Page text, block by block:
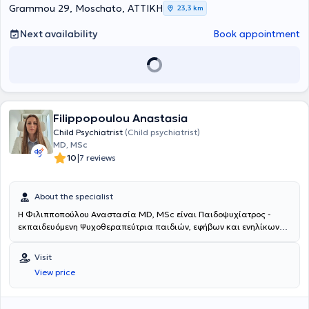
Grammou 29, Moschato, ΑΤΤΙΚΗ 23,3 km
Next availability Book appointment
Filippopoulou Anastasia
Child Psychiatrist (Child psychiatrist)
MD, MSc
10|7 reviews
About the specialist
Η Φιλιπποπούλου Αναστασία MD, MSc είναι Παιδοψυχίατρος -
εκπαιδευόμενη Ψυχοθεραπεύτρια παιδιών, εφήβων και ενηλίκων
Ιατρική Σχολή του Εθνικού και Καποδιστριακού Πανεπιστημίου
Αθηνών και στη συνέχεια της απονεμήθηκε με άριστα
μεταπτυχιακός τίτλος σπουδών (MSc) στη «Διασυνδετική
Ψυχιατρική - Απαρτιωμένη Φροντίδα Σωματικής και Ψυχικής
Visit
View price